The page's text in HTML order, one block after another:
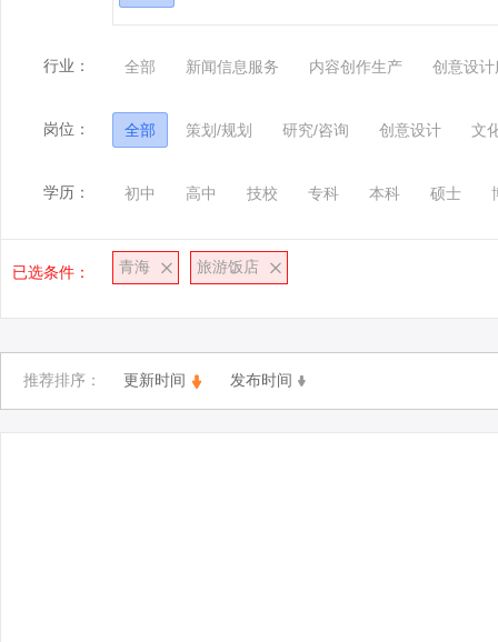
行业： 全部 新闻信息服务 内容创作生产 创意设计
岗位： 全部 策划/规划 研究/咨询 创意设计 文
学历： 初中 高中 技校 专科 本科 硕士
已选条件： 青海 旅游饭店
推荐排序： 更新时间 发布时间